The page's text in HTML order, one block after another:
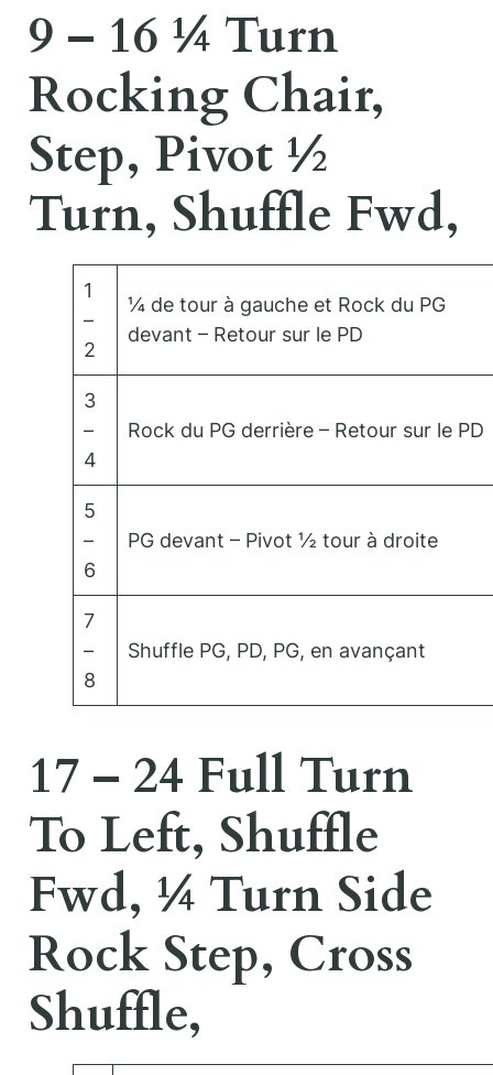
9 – 16 ¼ Turn
Rocking Chair,
Step, Pivot ½
Turn, Shuffle Fwd,
1
–
2
¼ de tour à gauche et Rock du PG
devant – Retour sur le PD
3
–
4
Rock du PG derrière – Retour sur le PD
5
–
6
PG devant – Pivot ½ tour à droite
7
–
8
Shuffle PG, PD, PG, en avançant
17 – 24 Full Turn
To Left, Shuffle
Fwd, ¼ Turn Side
Rock Step, Cross
Shuffle,